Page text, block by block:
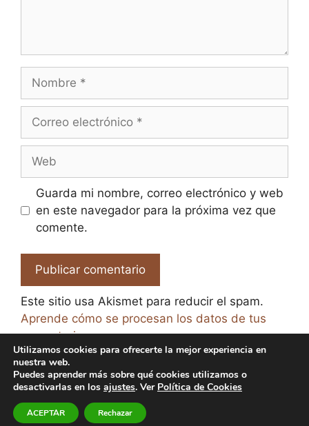
electrónico
Guarda mi nombre, correo electrónico y web
en este navegador para la próxima vez que
comente.
Este sitio usa Akismet para reducir el spam.
Aprende cómo se procesan los datos de tus
comentarios.
© 2026 El Paraíso de la Cerveza -
de Privacidad
-Política de Cookies
Utilizamos cookies para ofrecerte la mejor experiencia en
nuestra web.
Puedes aprender más sobre qué cookies utilizamos o
desactivarlas en los ajustes. Ver Política de Cookies
ACEPTAR Rechazar